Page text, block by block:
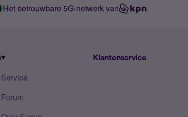
Het betrouwbare 5G-netwerk van
Klantenservice
Service
Forum